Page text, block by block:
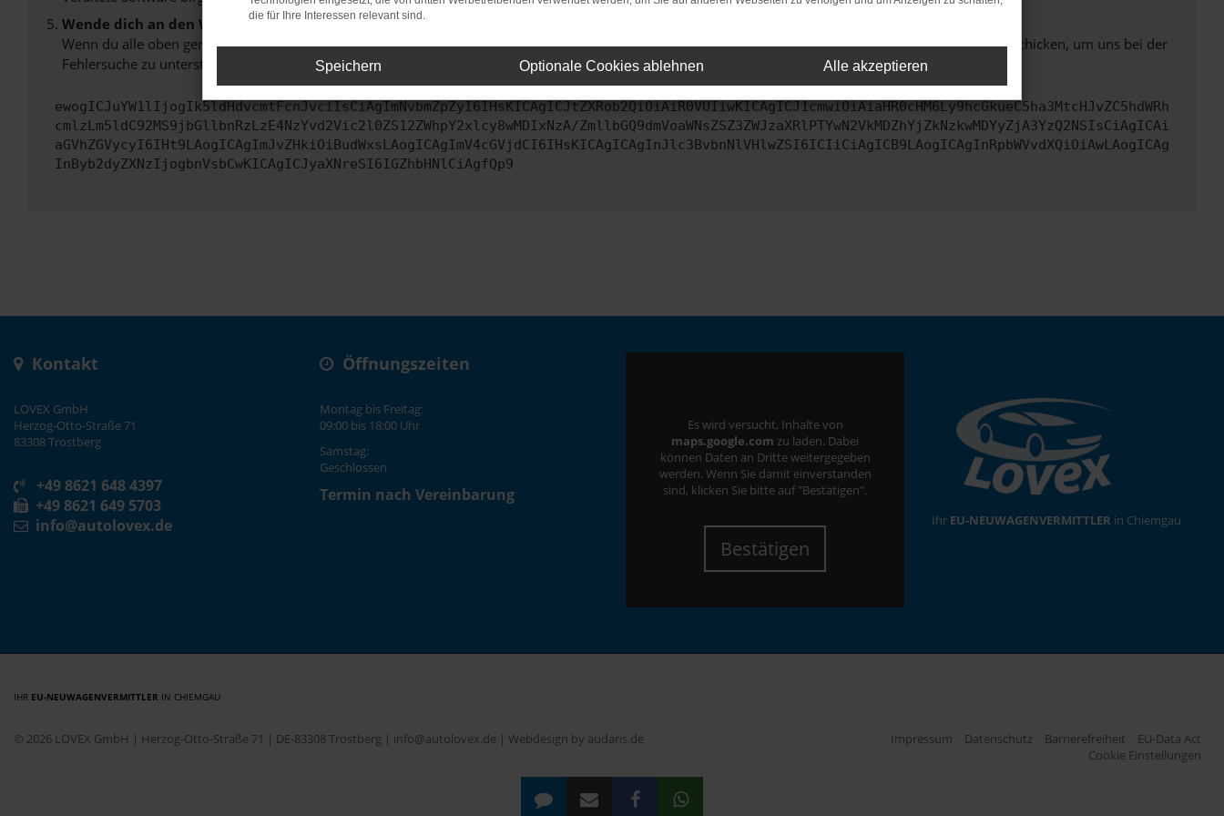
Wende dich an den Webseitenbetreiber.
Wenn du alle oben genannten Schritte versucht hast, kontaktiere uns bitte. Wir werden versuchen, das Problem zu beheben. Du kannst uns diesen Text schicken, um uns bei der
Fehlersuche zu unterstützen:
ewogICJuYW1lIjogIk5ldHdvcmtFcnJvciIsCiAgImNvbmZpZyI6IHsKICAgICJtZXRob2QiOiAiR0VUIiwKICAgICJ1cmwiOiAiaHR0cHM6Ly9hcGkueC5ha3MtcHJvZC5hdWRh
cmlzLm5ldC92MS9jbGllbnRzLzE4NzYvd2Vic2l0ZS12ZWhpY2xlcy8wMDIxNzA/ZmllbGQ9dmVoaWNsZSZ3ZWJzaXRlPTYwN2VkMDZhYjZkNzkwMDYyZjA3YzQ2NSIsCiAgICAi
aGVhZGVycyI6IHt9LAogICAgImJvZHkiOiBudWxsLAogICAgImV4cGVjdCI6IHsKICAgICAgInJlc3BvbnNlVHlwZSI6ICIiCiAgICB9LAogICAgInRpbWVvdXQiOiAwLAogICAg
InByb2dyZXNzIjogbnVsbCwKICAgICJyaXNreSI6IGZhbHNlCiAgfQp9
Kontakt
LOVEX GmbH
Herzog-Otto-Straße 71
83308 Trostberg
+49 8621 648 4397
+49 8621 649 5703
info@autolovex.de
Öffnungszeiten
Montag bis Freitag:
09:00 bis 18:00 Uhr
Samstag:
Geschlossen
Termin nach Vereinbarung
Es wird versucht, Inhalte von
maps.google.com zu laden. Dabei
können Daten an Dritte weitergegeben
werden. Wenn Sie damit einverstanden
sind, klicken Sie bitte auf "Bestätigen".
Bestätigen
Ihr EU-NEUWAGENVERMITTLER in Chiemgau
IHR EU-NEUWAGENVERMITTLER IN CHIEMGAU
© 2026 LOVEX GmbH | Herzog-Otto-Straße 71 | DE-83308 Trostberg | info@autolovex.de | Webdesign by audaris.de Impressum Datenschutz Barrierefreiheit
EU-Data Act
Cookie Einstellungen
die für Ihre Interessen relevant sind.
Speichern Optionale Cookies ablehnen Alle akzeptieren